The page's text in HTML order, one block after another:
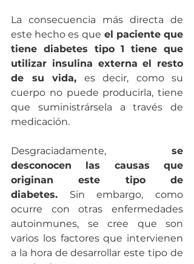
La consecuencia más directa de
este hecho es que el paciente que
tiene diabetes tipo 1 tiene que
utilizar insulina externa el resto
de su vida, es decir, como su
cuerpo no puede producirla, tiene
que suministrársela a través de
medicación.
Desgraciadamente, se
desconocen las causas que
originan este tipo de
diabetes. Sin embargo, como
ocurre con otras enfermedades
autoinmunes, se cree que son
varios los factores que intervienen
a la hora de desarrollar este tipo de